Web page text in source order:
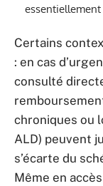
essentiellement
Certains
: en cas
consulté
chroniques ou
ALD) peuvent
s’écarte du
Même en